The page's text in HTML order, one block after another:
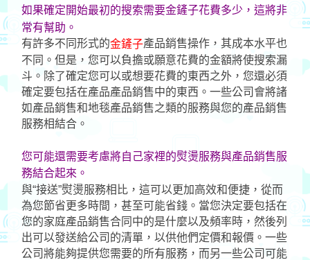
如果確定開始最初的搜索需要金鏟子花費多少，這將非
常有幫助。
有許多不同形式的金鏟子產品銷售操作，其成本水平也
不同。但是，您可以負擔或願意花費的金額將使搜索漏
斗。除了確定您可以或想要花費的東西之外，您還必須
確定要包括在產品產品銷售中的東西。一些公司會將諸
如產品銷售和地毯產品銷售之類的服務與您的產品銷售
服務相結合。
您可能還需要考慮將自己家裡的熨燙服務與產品銷售服
務結合起來。
與“接送”熨燙服務相比，這可以更加高效和便捷，從而
為您節省更多時間，甚至可能省錢。當您決定要包括在
您的家庭產品銷售合同中的是什麼以及頻率時，然後列
出可以發送給公司的清單，以供他們定價和報價。一些
公司將能夠提供您需要的所有服務，而另一些公司可能